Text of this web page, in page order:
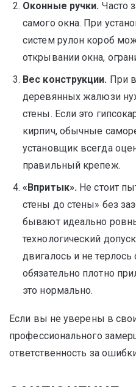
Оконные ручки. Часто
самого окна. При
систем рулон короб
открывании окна,
Вес конструкции. При
деревянных жалюзи
стены. Если это
кирпич, обычные
установщик всегда
правильный крепеж.
«Впритык». Не стоит
стены до стены» без
бывают идеально
технологический
двигалось и не
обязательно плотно
это нормально.
Если вы не уверены в
профессионального
ответственность за